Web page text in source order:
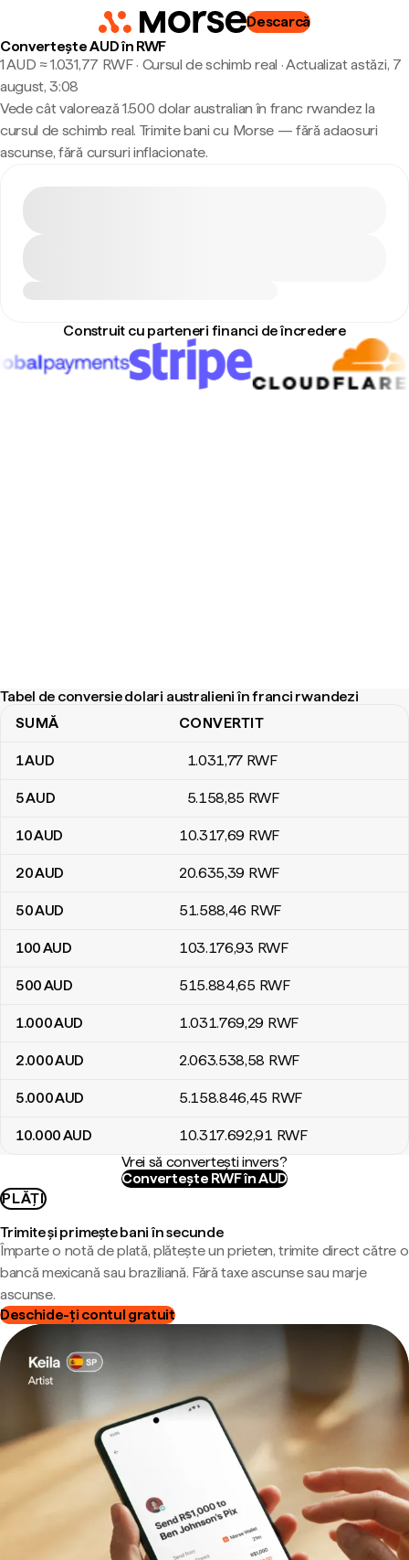
Descarcă
Convertește AUD în RWF
1 AUD ≈ 1.031,77 RWF · Cursul de schimb real ·Actualizat astăzi, 7
august, 3:08
Vede cât valorează 1.500 dolar australian în franc rwandez la
cursul de schimb real. Trimite bani cu Morse — fără adaosuri
ascunse, fără cursuri inflacionate.
Construit cu parteneri financi de încredere
Tabel de conversie dolari australieni în franci rwandezi
Tabel de conversie dolari australieni în franci rwandezi
SUMĂ CONVERTIT
1AUD 1.031,77 RWF
5AUD 5.158,85 RWF
10AUD 10.317,69 RWF
20AUD 20.635,39 RWF
50AUD 51.588,46 RWF
100AUD 103.176,93 RWF
500AUD 515.884,65 RWF
1.000AUD 1.031.769,29 RWF
2.000AUD 2.063.538,58 RWF
5.000AUD 5.158.846,45 RWF
10.000AUD 10.317.692,91 RWF
Vrei să convertești invers?
Convertește RWF în AUD
PLĂȚI
Trimite și primește bani în secunde
Împarte o notă de plată, plătește un prieten, trimite direct către o
bancă mexicană sau braziliană. Fără taxe ascunse sau marje
ascunse.
Deschide-ți contul gratuit